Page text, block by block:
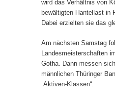
wird das Verhältnis von
bewältigten Hantellast in
Dabei erzielten sie das
Am nächsten Samstag
Landesmeisterschaften
Gotha. Dann messen
männlichen Thüringer
„Aktiven-Klassen“.